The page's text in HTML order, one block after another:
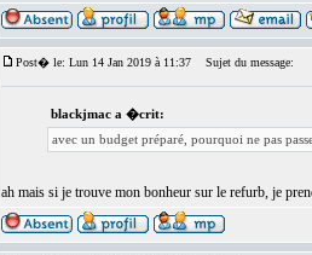
Post� le: Lun 14 Jan 2019 à 11:37 Sujet du message:
blackjmac a �crit:
avec un budget préparé, pourquoi ne pas
ah mais si je trouve mon bonheur sur le refurb, je